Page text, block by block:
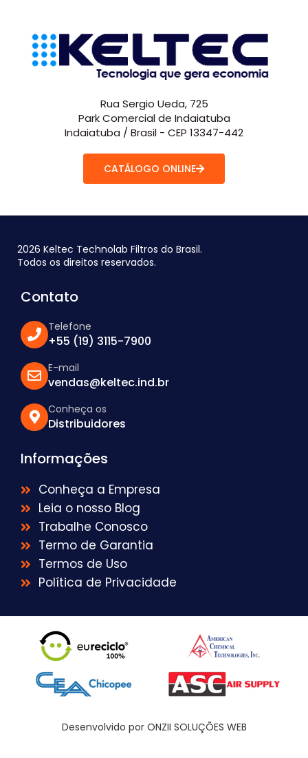
Rua Sergio Ueda, 725
Park Comercial de Indaiatuba
Indaiatuba / Brasil - CEP 13347-442
CATÁLOGO ONLINE
2026 Keltec Technolab Filtros do Brasil.
Todos os direitos reservados.
Contato
Telefone
+55 (19) 3115-7900
E-mail
vendas@keltec.ind.br
Conheça os
Distribuidores
Informações
Conheça a Empresa
Leia o nosso Blog
Trabalhe Conosco
Termo de Garantia
Termos de Uso
Política de Privacidade
Desenvolvido por ONZII SOLUÇÕES WEB